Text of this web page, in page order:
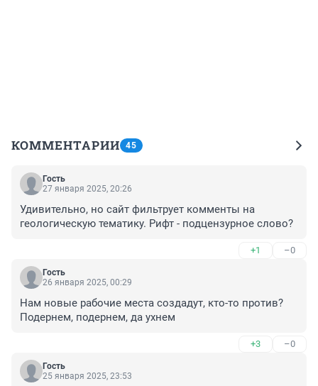
КОММЕНТАРИИ 45
Гость
27 января 2025, 20:26
Удивительно, но сайт фильтрует комменты на
геологическую тематику. Рифт - подцензурное слово?
+1 –0
Гость
26 января 2025, 00:29
Нам новые рабочие места создадут, кто-то против?
Подернем, подернем, да ухнем
+3 –0
Гость
25 января 2025, 23:53